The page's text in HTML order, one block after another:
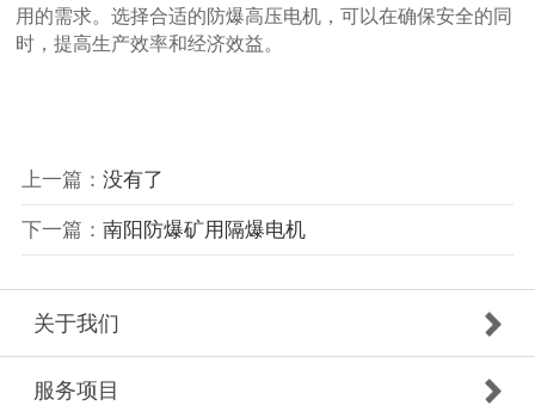
用的需求。选择合适的防爆高压电机，可以在确保安全的同
时，提高生产效率和经济效益。
上一篇： 没有了
下一篇： 南阳防爆矿用隔爆电机
关于我们
服务项目